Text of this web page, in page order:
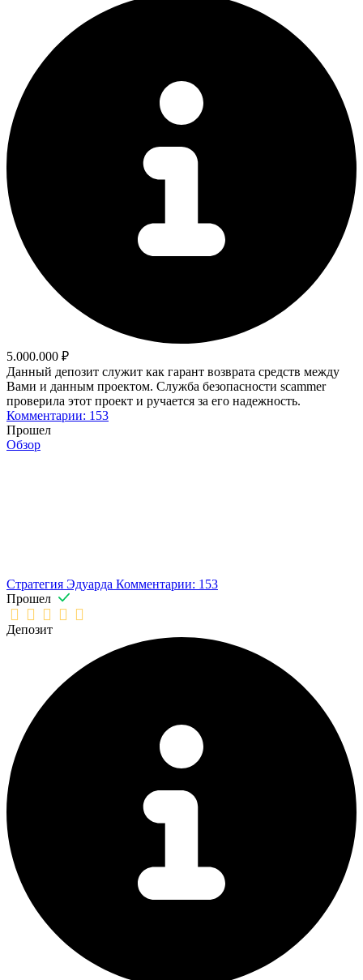
5.000.000 ₽
Данный депозит служит как гарант возврата средств между
Вами и данным проектом. Служба безопасности scammer
проверила этот проект и ручается за его надежность.
Комментарии: 153
Прошел
Обзор
Стратегия Эдуарда Комментарии: 153
Прошел
Депозит